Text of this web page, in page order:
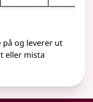
og leverer ut
eller mista